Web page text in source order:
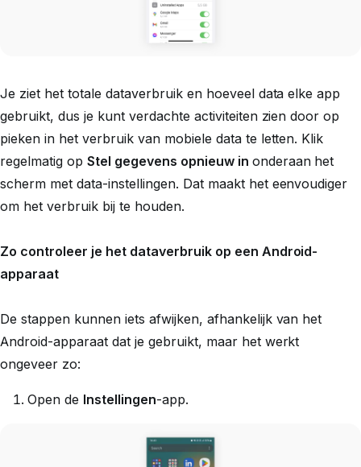
Je ziet het totale dataverbruik en hoeveel data elke app
gebruikt, dus je kunt verdachte activiteiten zien door op
pieken in het verbruik van mobiele data te letten. Klik
regelmatig op Stel gegevens opnieuw in onderaan het
scherm met data-instellingen. Dat maakt het eenvoudiger
om het verbruik bij te houden.
Zo controleer je het dataverbruik op een Android-
apparaat
De stappen kunnen iets afwijken, afhankelijk van het
Android-apparaat dat je gebruikt, maar het werkt
ongeveer zo:
Open de Instellingen-app.